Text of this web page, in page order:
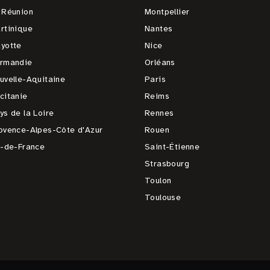
Aquitaine
de la Loire
Alpes-Côte d'Azur
de-France
Montpellier
Nantes
Nice
Orléans
Paris
Reims
Rennes
Rouen
Saint-Étienne
Strasbourg
Toulon
Toulouse